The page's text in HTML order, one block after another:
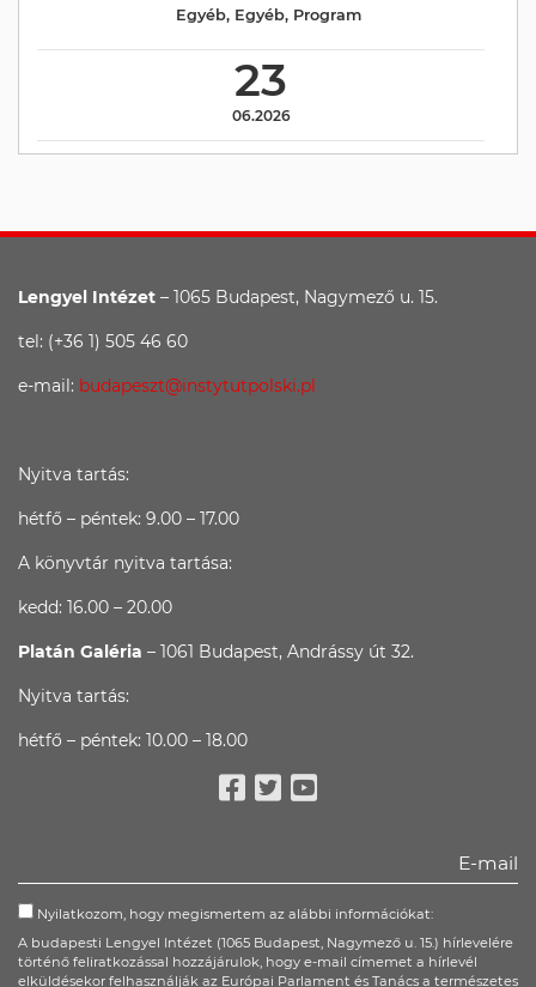
23
06.2026
Egyéb, Egyéb, Program
Lengyel Intézet – 1065 Budapest, Nagymező u. 15.
tel: (+36 1) 505 46 60
e-mail: budapeszt@instytutpolski.pl
Nyitva tartás:
hétfő – péntek: 9.00 – 17.00
A könyvtár nyitva tartása:
kedd: 16.00 – 20.00
Platán Galéria – 1061 Budapest, Andrássy út 32.
Nyitva tartás:
hétfő – péntek: 10.00 – 18.00
Nyilatkozom, hogy megismertem az alábbi információkat:
A budapesti Lengyel Intézet (1065 Budapest, Nagymező u. 15.) hírlevelére
történő feliratkozással hozzájárulok, hogy e-mail címemet a hírlevél
elküldésekor felhasználják az Európai Parlament és Tanács a természetes